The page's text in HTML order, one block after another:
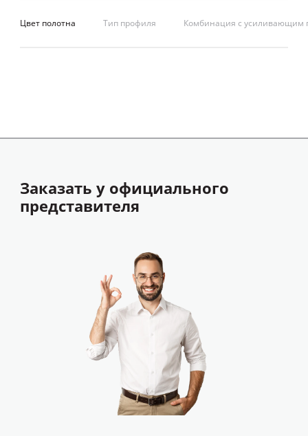
Цвет полотна Тип профиля Комбинация с усиливающим
Заказать у официального
представителя